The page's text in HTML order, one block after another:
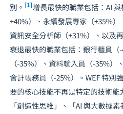
別。 [1]增長最快的職業包括：AI
+40%）、永續發展專家（+35%）
資訊安全分析師（+31%）、以及
衰退最快的職業包括：銀行櫃員（
（-35%）、資料輸入員（-35%）
會計帳務員（-25%）。WEF 特別
要的核心技能不再是特定的技術能
「創造性思維」、「AI 與大數據